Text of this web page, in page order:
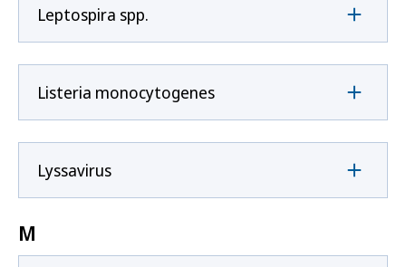
Leptospira spp.
Listeria monocytogenes
Lyssavirus
M